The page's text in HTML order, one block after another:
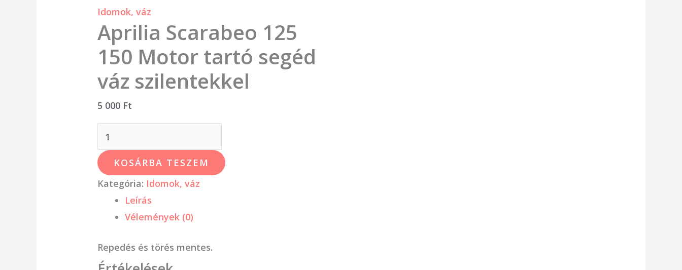
Idomok, váz
Aprilia Scarabeo 125
150 Motor tartó segéd
váz szilentekkel
5 000 Ft
mennyiség
KOSÁRBA TESZEM
Kategória: Idomok, váz
Leírás
Vélemények (0)
Repedés és törés mentes.